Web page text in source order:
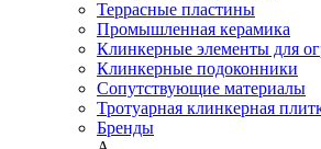
Террасные пластины
Промышленная керамика
Клинкерные элементы для
Клинкерные подоконники
Сопутствующие материалы
Тротуарная клинкерная
Бренды